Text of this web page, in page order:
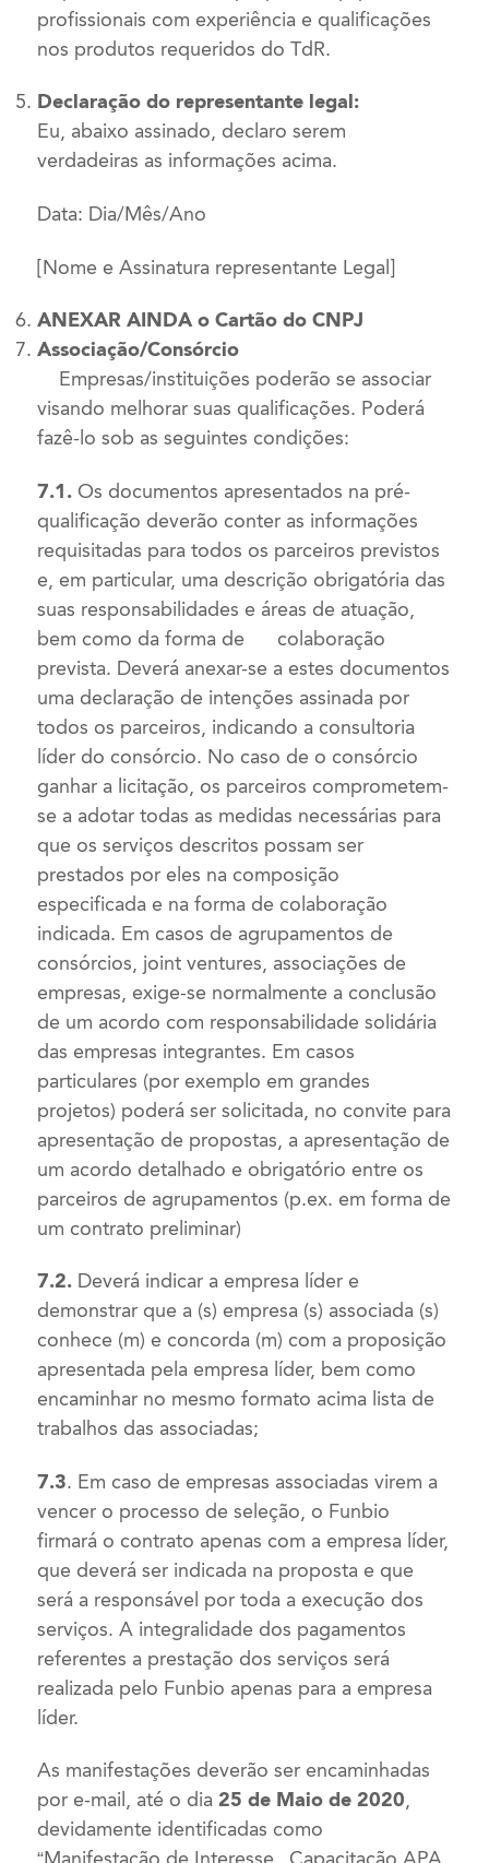
profissionais com experiência e qualificações
nos produtos requeridos do TdR.
Declaração do representante legal:
Eu, abaixo assinado, declaro serem
verdadeiras as informações acima.
Data: Dia/Mês/Ano
[Nome e Assinatura representante Legal]
ANEXAR AINDA o Cartão do CNPJ
Associação/Consórcio
Empresas/instituições poderão se associar
visando melhorar suas qualificações. Poderá
fazê-lo sob as seguintes condições:
7.1. Os documentos apresentados na pré-
qualificação deverão conter as informações
requisitadas para todos os parceiros previstos
e, em particular, uma descrição obrigatória das
suas responsabilidades e áreas de atuação,
bem como da forma de colaboração
prevista. Deverá anexar-se a estes documentos
uma declaração de intenções assinada por
todos os parceiros, indicando a consultoria
líder do consórcio. No caso de o consórcio
ganhar a licitação, os parceiros comprometem-
se a adotar todas as medidas necessárias para
que os serviços descritos possam ser
prestados por eles na composição
especificada e na forma de colaboração
indicada. Em casos de agrupamentos de
consórcios, joint ventures, associações de
empresas, exige-se normalmente a conclusão
de um acordo com responsabilidade solidária
das empresas integrantes. Em casos
particulares (por exemplo em grandes
projetos) poderá ser solicitada, no convite para
apresentação de propostas, a apresentação de
um acordo detalhado e obrigatório entre os
parceiros de agrupamentos (p.ex. em forma de
um contrato preliminar)
7.2. Deverá indicar a empresa líder e
demonstrar que a (s) empresa (s) associada (s)
conhece (m) e concorda (m) com a proposição
apresentada pela empresa líder, bem como
encaminhar no mesmo formato acima lista de
trabalhos das associadas;
7.3. Em caso de empresas associadas virem a
vencer o processo de seleção, o Funbio
firmará o contrato apenas com a empresa líder,
que deverá ser indicada na proposta e que
será a responsável por toda a execução dos
serviços. A integralidade dos pagamentos
referentes a prestação dos serviços será
realizada pelo Funbio apenas para a empresa
líder.
As manifestações deverão ser encaminhadas
por e-mail, até o dia 25 de Maio de 2020,
devidamente identificadas como